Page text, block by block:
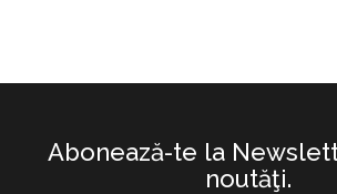
Abonează-te la
noutăţi.